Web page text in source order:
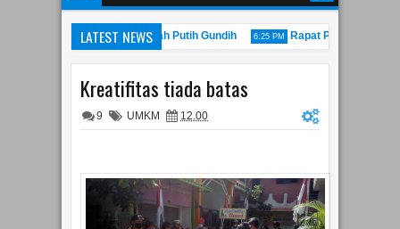
LATEST NEWS
Koperasi Kelurahan Merah Putih Gundih 6:25 PM Rapat Pembentukan
Kreatifitas tiada batas
9 UMKM 12.00